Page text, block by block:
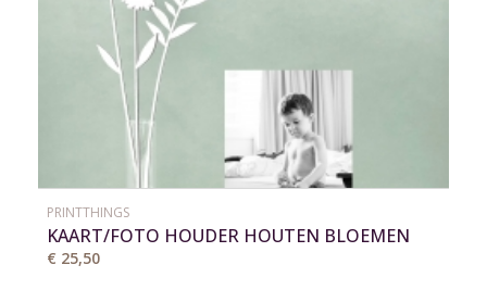
PRINTTHINGS
KAART/FOTO HOUDER HOUTEN BLOEMEN
VAAS
€ 25,50